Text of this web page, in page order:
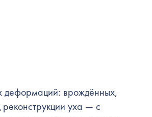
деформаций: врождённых,
уха — с